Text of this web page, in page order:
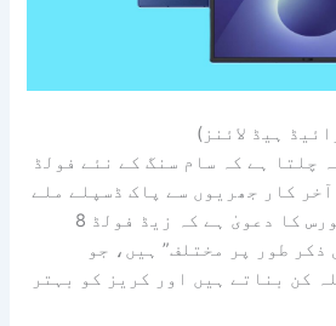
ہیڈ لائنز)
چلتا ہے کہ سام سنگ کے نئے فولڈ
کار جھریوں سے پاک ڈسپلے ملے
گا۔ ٹِپسٹر آئس یونیورس کا دعویٰ ہے کہ زیڈ فولڈ 8
ذکر طور پر مختلف” ہیں، جو
کن بناتے ہیں اور کریز کو بہتر